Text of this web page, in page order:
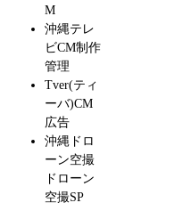
M
沖縄テレ
ビCM制作
管理
Tver(ティ
ーバ)CM
広告
沖縄ドロ
ーン空撮
ドローン
空撮SP